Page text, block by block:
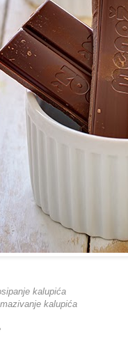
kalupića
kalupića